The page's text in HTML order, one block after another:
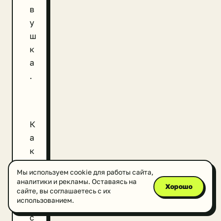
в
у
ш
к
а
.
К
а
к
о
б
ъ
я
с
Мы используем cookie для работы сайта,
аналитики и рекламы. Оставаясь на
сайте, вы соглашаетесь с их
использованием.
Хорошо